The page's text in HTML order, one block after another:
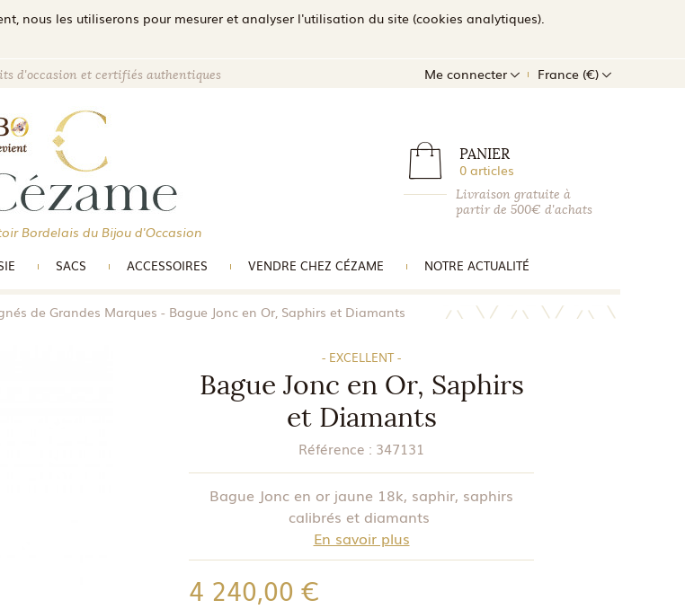
nous les utiliserons pour mesurer et analyser l'utilisation du site (cookies analytiques).
d'occasion et certifiés authentiques Me connecter France (€)
PANIER
0 articles
Livraison gratuite à
partir de 500€ d'achats
Bordelais du Bijou d'Occasion
SACS ACCESSOIRES VENDRE CHEZ CÉZAME NOTRE ACTUALITÉ
de Grandes Marques Bague Jonc en Or, Saphirs et Diamants
- EXCELLENT -
Bague Jonc en Or, Saphirs
et Diamants
Référence : 347131
Bague Jonc en or jaune 18k, saphir, saphirs
calibrés et diamants
En savoir plus
4 240,00 €